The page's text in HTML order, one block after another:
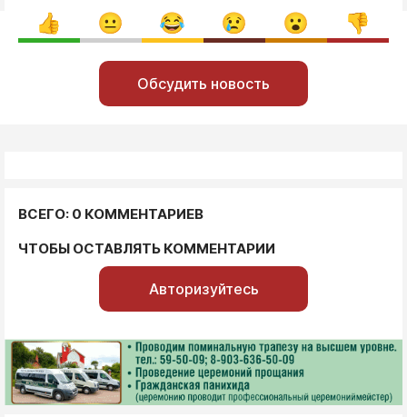
Обсудить новость
ВСЕГО: 0 КОММЕНТАРИЕВ
ЧТОБЫ ОСТАВЛЯТЬ КОММЕНТАРИИ
Авторизуйтесь